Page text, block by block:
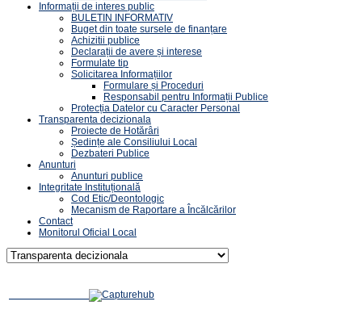
Informații de interes public
BULETIN INFORMATIV
Buget din toate sursele de finanțare
Achizitii publice
Declarații de avere și interese
Formulate tip
Solicitarea Informațiilor
Formulare și Proceduri
Responsabil pentru Informații Publice
Protecția Datelor cu Caracter Personal
Transparenta decizionala
Proiecte de Hotărâri
Ședințe ale Consiliului Local
Dezbateri Publice
Anunturi
Anunturi publice
Integritate Instituțională
Cod Etic/Deontologic
Mecanism de Raportare a Încălcărilor
Contact
Monitorul Oficial Local